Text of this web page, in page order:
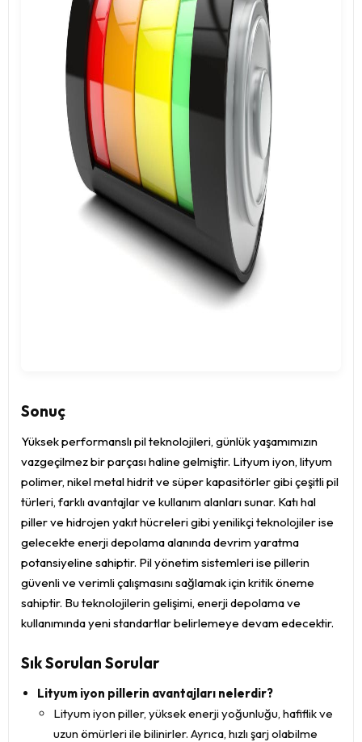
Sonuç
Yüksek performanslı pil teknolojileri, günlük yaşamımızın
vazgeçilmez bir parçası haline gelmiştir. Lityum iyon, lityum
polimer, nikel metal hidrit ve süper kapasitörler gibi çeşitli pil
türleri, farklı avantajlar ve kullanım alanları sunar. Katı hal
piller ve hidrojen yakıt hücreleri gibi yenilikçi teknolojiler ise
gelecekte enerji depolama alanında devrim yaratma
potansiyeline sahiptir. Pil yönetim sistemleri ise pillerin
güvenli ve verimli çalışmasını sağlamak için kritik öneme
sahiptir. Bu teknolojilerin gelişimi, enerji depolama ve
kullanımında yeni standartlar belirlemeye devam edecektir.
Sık Sorulan Sorular
Lityum iyon pillerin avantajları nelerdir?
Lityum iyon piller, yüksek enerji yoğunluğu, hafiflik ve
uzun ömürleri ile bilinirler. Ayrıca, hızlı şarj olabilme